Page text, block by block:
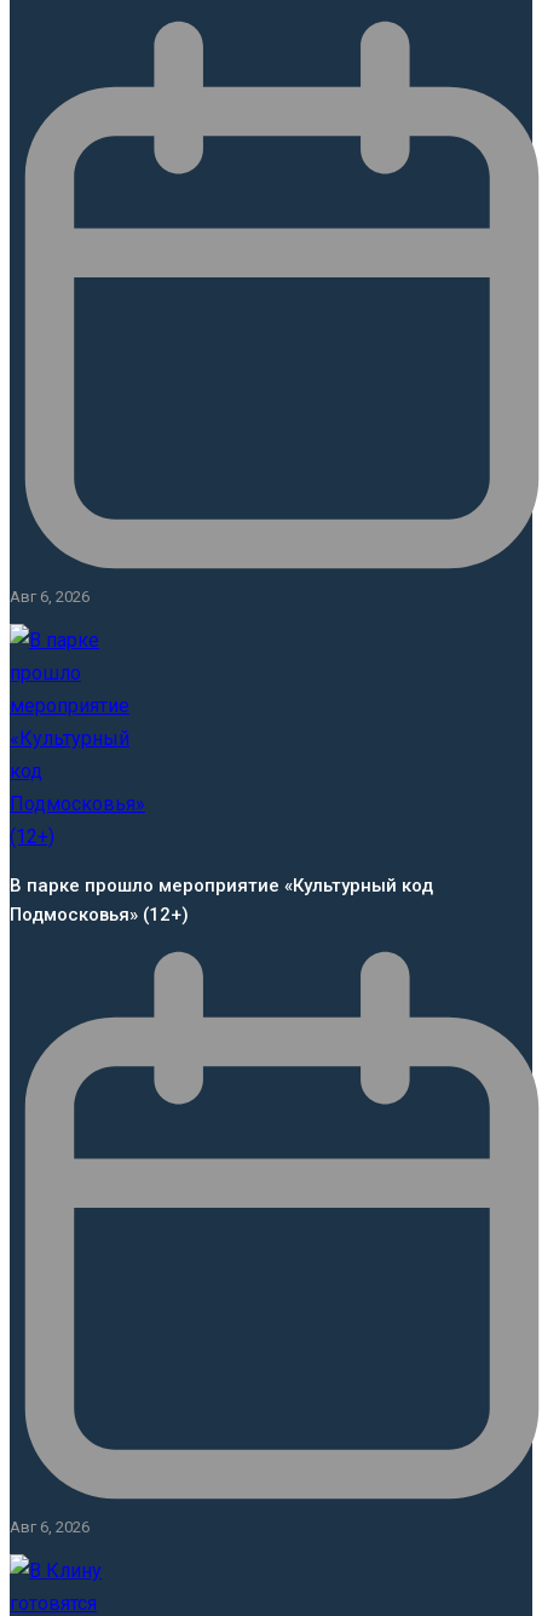
Авг 6, 2026
В парке прошло мероприятие «Культурный код
Подмосковья» (12+)
Авг 6, 2026